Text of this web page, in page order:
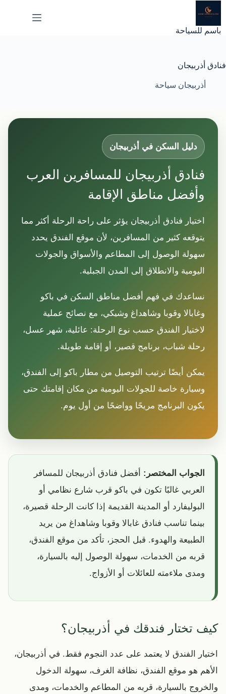
إلى
باسم للسياحة
فنادق أذربيجان
أذربيجان سياحة
دليل السكن في أذربيجان
فنادق أذربيجان للمسافرين العرب
وأفضل مناطق الإقامة
اختيار فنادق أذربيجان يؤثر على راحة الرحلة أكثر مما
يتوقعه كثير من المسافرين، لأن موقع الفندق يحدد
سهولة الوصول إلى المطاعم والأسواق والجولات
اليومية والانطلاق إلى المدن الجبلية.
نساعدك في فهم أفضل مناطق السكن في باكو
وغابالا وقوبا وشاهداغ وشيكي، مع نصائح عملية
لاختيار الفندق حسب نوع الرحلة: عائلية، شهر عسل،
رحلة شباب، برنامج قصير، أو إقامة طويلة.
يمكن أيضًا ترتيب التوصيل من مطار باكو إلى الفندق،
وسيارة خاصة للجولات اليومية من مكان إقامتك حتى
يكون البرنامج مريحًا وواضحًا من أول يوم.
الجواب المختصر: أفضل فنادق أذربيجان للمسافر
العربي غالبًا تكون في باكو قرب شارع نظامي أو
البوليفارد أو المدينة القديمة إذا كانت الرحلة قصيرة،
بينما تناسب فنادق غابالا وقوبا وشاهداغ من يريد
الطبيعة والهدوء. قبل الحجز، تأكد من موقع الفندق،
قربه من الخدمات، سهولة الوصول إليه بالسيارة،
ومدى ملاءمته للعائلات أو الأزواج.
كيف تختار فندقك في أذربيجان؟
اختيار الفندق لا يعتمد على عدد النجوم فقط. في أذربيجان،
الأهم هو موقع الفندق، نظافة الغرف، سهولة الدخول
والخروج بالسيارة، قربه من المطاعم والخدمات، ومدى